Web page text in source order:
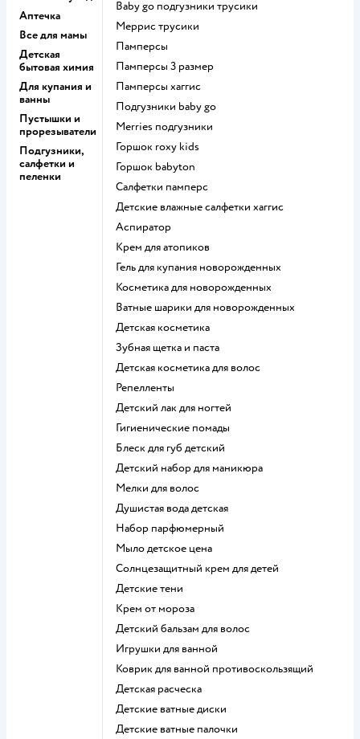
Аптечка
Все для мамы
Детская
бытовая химия
Для купания и
ванны
Пустышки и
прорезыватели
Подгузники,
салфетки и
пеленки
baby go подгузники трусики
меррис трусики
памперсы
памперсы 3 размер
памперсы хаггис
подгузники baby go
merries подгузники
горшок roxy kids
горшок babyton
салфетки памперс
детские влажные салфетки хаггис
аспиратор
крем для атопиков
гель для купания новорожденных
косметика для новорожденных
ватные шарики для новорожденных
детская косметика
зубная щетка и паста
детская косметика для волос
репелленты
детский лак для ногтей
гигиенические помады
блеск для губ детский
детский набор для маникюра
мелки для волос
душистая вода детская
набор парфюмерный
мыло детское цена
солнцезащитный крем для детей
детские тени
крем от мороза
детский бальзам для волос
игрушки для ванной
коврик для ванной противоскользящий
детская расческа
детские ватные диски
детские ватные палочки